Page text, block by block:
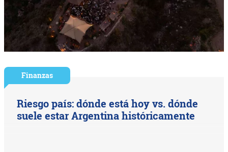
Finanzas
Riesgo país: dónde está hoy vs. dónde
suele estar Argentina históricamente